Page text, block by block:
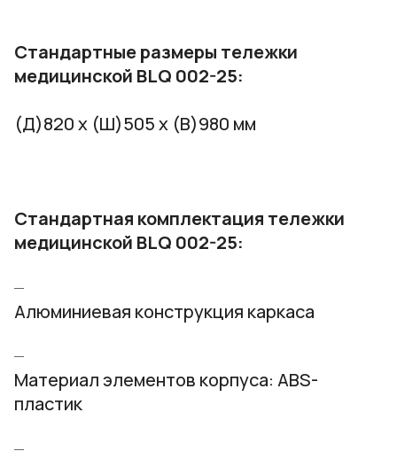
Стандартные размеры тележки
медицинской BLQ 002-25:
(Д)820 х (Ш)505 х (В)980 мм
Стандартная комплектация тележки
медицинской BLQ 002-25:
Алюминиевая конструкция каркаса
Материал элементов корпуса: ABS-
пластик